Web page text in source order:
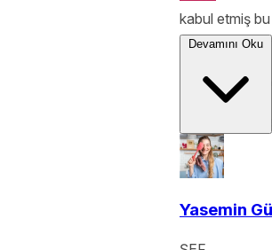
kabul etmiş bu
yemenin
Unutmadan:
Belki
Devamını Oku
Yasemin